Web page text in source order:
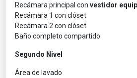
Recámara principal con vestidor
Recámara 1 con clóset
Recámara 2 con clóset
Baño completo compartido
Segundo Nivel
Área de lavado